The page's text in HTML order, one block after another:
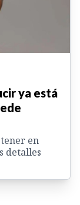
ya está
en
detalles